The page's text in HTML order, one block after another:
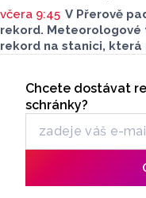
včera 9:45 V Přerově
rekord. Meteorologové
rekord na stanici, která
rekord padl také v
byla dnes naměřena
39,6 stupňů. Absolutní
Odběr
Chcete dostávat
schránky?